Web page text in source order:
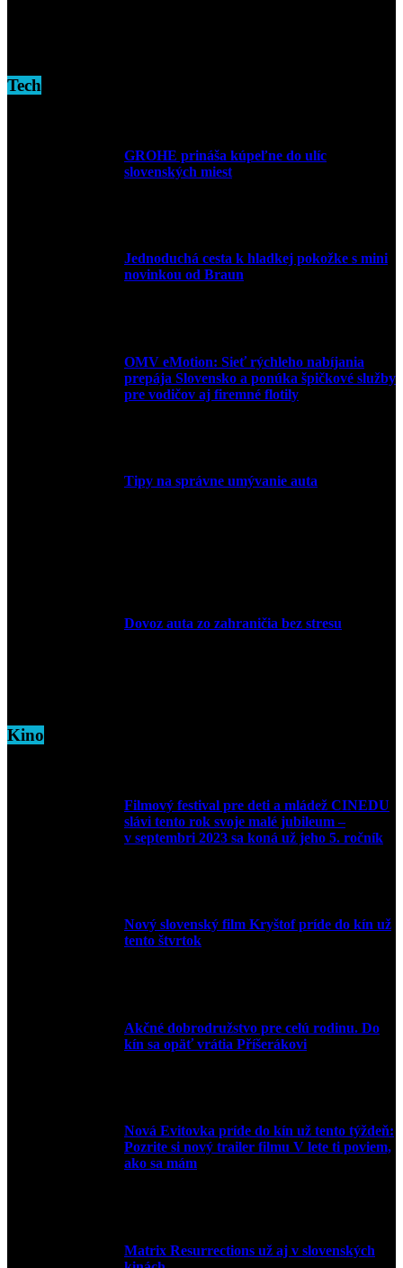
Tech
GROHE prináša kúpeľne do ulíc
slovenských miest
Jednoduchá cesta k hladkej pokožke s mini
novinkou od Braun
OMV eMotion: Sieť rýchleho nabíjania
prepája Slovensko a ponúka špičkové služby
pre vodičov aj firemné flotily
Tipy na správne umývanie auta
Dovoz auta zo zahraničia bez stresu
Kino
Filmový festival pre deti a mládež CINEDU
slávi tento rok svoje malé jubileum –
v septembri 2023 sa koná už jeho 5. ročník
Nový slovenský film Kryštof príde do kín už
tento štvrtok
Akčné dobrodružstvo pre celú rodinu. Do
kín sa opäť vrátia Příšerákovi
Nová Evitovka príde do kín už tento týždeň:
Pozrite si nový trailer filmu V lete ti poviem,
ako sa mám
Matrix Resurrections už aj v slovenských